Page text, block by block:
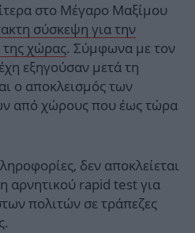
στο Μέγαρο Μαξίμου
σύσκεψη για την
της χώρας. Σύμφωνα με τον
εξηγούσαν μετά τη
ο αποκλεισμός των
από χώρους που έως τώρα
δεν αποκλείεται
αρνητικού rapid test για
πολιτών σε τράπεζες